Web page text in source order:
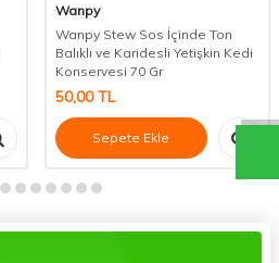
Wanpy
Wanpy Stew Sos İçinde Ton
Balıklı ve Karidesli Yetişkin Kedi
Konservesi 70 Gr
50,00TL
Sepete Ekle